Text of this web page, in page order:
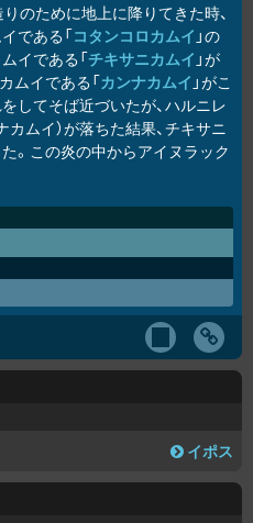
りのために地上に降りてきた時、
である「コタンコ ロ カムイ 」の
イである「チキサニカムイ 」が
ムイである「カンナカムイ 」がこ
してそば近づいたが、ハルニレ
カムイ）が落ちた結果、チキサニ
。この炎の中からアイヌラック
イポス